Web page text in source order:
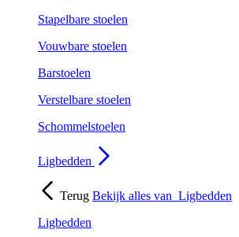
Stapelbare stoelen
Vouwbare stoelen
Barstoelen
Verstelbare stoelen
Schommelstoelen
Ligbedden
Terug Bekijk alles van Ligbedden
Ligbedden